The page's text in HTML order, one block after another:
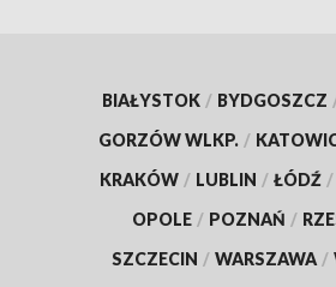
BIAŁYSTOK / BYDGOSZCZ
GORZÓW WLKP. /
KRAKÓW / LUBLIN / ŁÓDŹ /
OPOLE / POZNAŃ /
SZCZECIN / WARSZAWA /